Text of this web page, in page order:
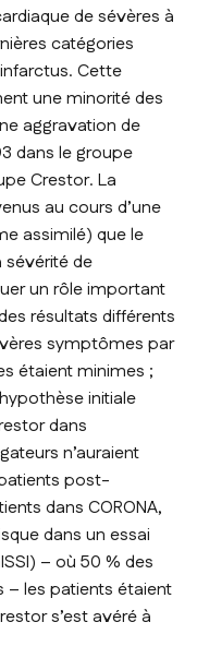
de sévères à
catégories
Cette
une minorité des
aggravation de
dans le groupe
Crestor. La
au cours d’une
assimilé) que le
sévérité de
un rôle important
résultats différents
symptômes par
étaient minimes ;
initiale
dans
n’auraient
post-
dans CORONA,
dans un essai
– où 50 % des
les patients étaient
s’est avéré à